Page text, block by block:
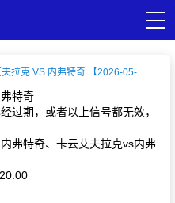
卡云艾夫拉克 VS 内弗特奇 【2026-05-05 20:00:00】
特奇
过期，或者以上信号都无效，
弗特奇、卡云艾夫拉克vs内弗